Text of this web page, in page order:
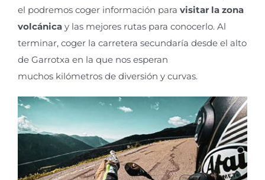
el podremos coger información para visitar la zona
volcánica y las mejores rutas para conocerlo. Al
terminar, coger la carretera secundaría desde el alto
de Garrotxa en la que nos esperan
muchos kilómetros de diversión y curvas.